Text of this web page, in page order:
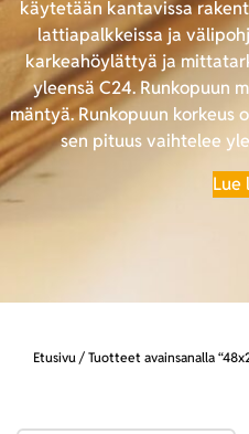
käytetään kantavissa
lattiapalkkeissa ja
karkeahöylättyä ja
yleensä C24. Runkopuun
mäntyä. Runkopuun korkeus
sen pituus vaihtelee
Lue
Etusivu / Tuotteet avainsanalla